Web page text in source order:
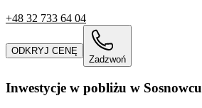
+48 32 733 64 04
ODKRYJ CENĘ
Zadzwoń
Inwestycje w pobliżu w Sosnowcu